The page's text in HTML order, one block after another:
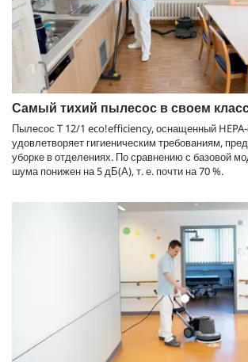
Самый тихий пылесос в своем
Пылесос T 12/1 eco!efficiency, оснащенный
удовлетворяет гигиеническим требованиям,
уборке в отделениях. По сравнению с базовой
шума понижен на 5 дБ(А), т. е. почти на 70 %.